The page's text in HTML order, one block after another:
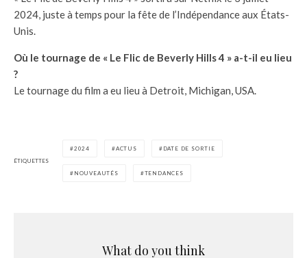
2024, juste à temps pour la fête de l’Indépendance aux États-
Unis.
Où le tournage de « Le Flic de Beverly Hills 4 » a-t-il eu lieu
?
Le tournage du film a eu lieu à Detroit, Michigan, USA.
ÉTIQUETTES
2024 ACTUS DATE DE SORTIE
NOUVEAUTÉS TENDANCES
What do you think